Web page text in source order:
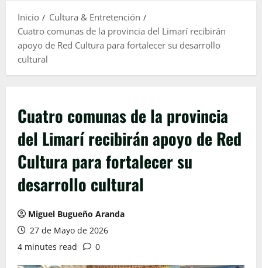
Inicio
Cultura & Entretención
Cuatro comunas de la provincia del Limarí recibirán
apoyo de Red Cultura para fortalecer su desarrollo
cultural
Cuatro comunas de la provincia
del Limarí recibirán apoyo de Red
Cultura para fortalecer su
desarrollo cultural
Miguel Bugueño Aranda
27 de Mayo de 2026
4 minutes read
0